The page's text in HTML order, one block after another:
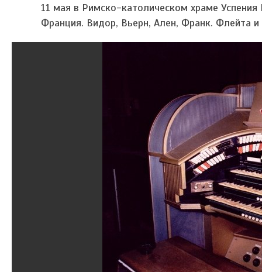
11 мая в Римско-католическом храме
Франция. Видор, Вьерн, Ален, Франк. Флейта и